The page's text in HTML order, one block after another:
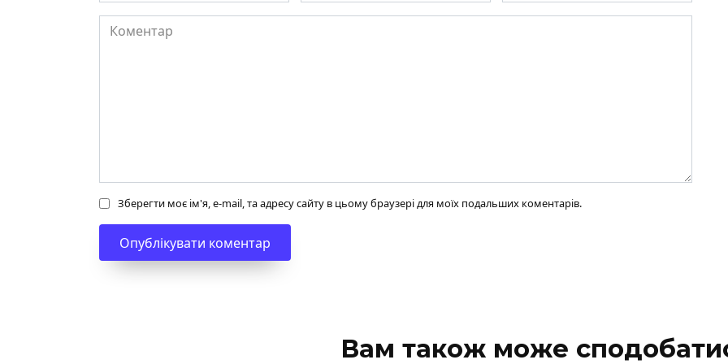
Коментар
Зберегти моє ім'я, e-mail, та адресу сайту в цьому браузері для моїх подальших коментарів.
Вам також може